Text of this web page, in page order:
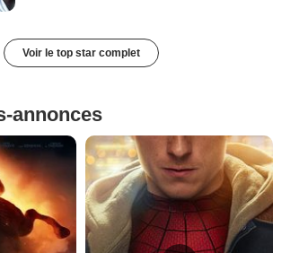
Voir le top star complet
annonces